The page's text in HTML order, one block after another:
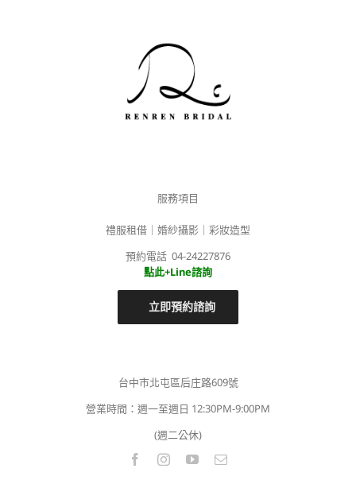
服務項目
禮服租借｜婚紗攝影｜彩妝造型
預約電話 04-24227876
點此+Line諮詢
立即預約諮詢
台中市北屯區后庄路609號
營業時間：週一至週日 12:30PM-9:00PM
(週二公休)